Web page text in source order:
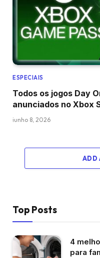
ESPECIAIS
Todos os jogos Day
anunciados no Xbox
junho 8, 2026
ADD
Top Posts
4
para